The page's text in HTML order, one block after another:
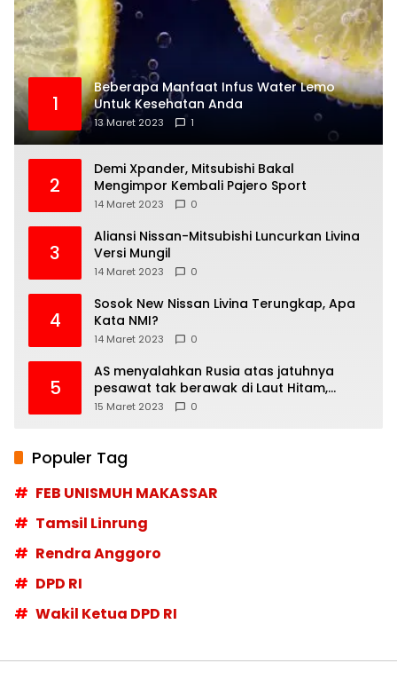
1
Beberapa Manfaat Infus Water Lemo
Untuk Kesehatan Anda
13 Maret 2023 1
2
Demi Xpander, Mitsubishi Bakal
Mengimpor Kembali Pajero Sport
14 Maret 2023 0
3
Aliansi Nissan-Mitsubishi Luncurkan Livina
Versi Mungil
14 Maret 2023 0
4
Sosok New Nissan Livina Terungkap, Apa
Kata NMI?
14 Maret 2023 0
5
AS menyalahkan Rusia atas jatuhnya
pesawat tak berawak di Laut Hitam,
Moskow menyangkal
15 Maret 2023 0
Populer Tag
FEB UNISMUH MAKASSAR
Tamsil Linrung
Rendra Anggoro
DPD RI
Wakil Ketua DPD RI